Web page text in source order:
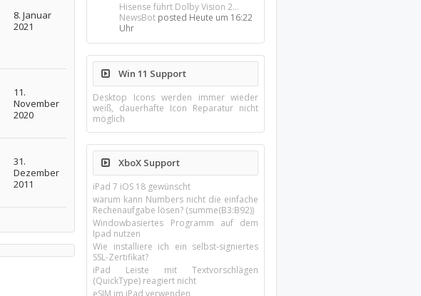
8. Januar
2021
11.
November
2020
31.
Dezember
2011
Hisense führt Dolby Vision 2...
NewsBot posted Heute um 16:22
Uhr
Win 11 Support
Desktop Icons werden immer wieder
weiß, dauerhafte Icon Reparatur nicht
möglich
XboX Support
iPad 7 iOS 18 gewünscht
warum kann Numbers nicht die einfache
Rechenaufgabe lösen? (summe(B3:B92))
Windowbasiertes Programm auf dem
Ipad nutzen
Wie installiere ich ein selbst-signiertes
SSL-Zertifikat?
iPad Leiste mit Textvorschlägen
(QuickType) reagiert nicht
eSIM im iPad verwenden